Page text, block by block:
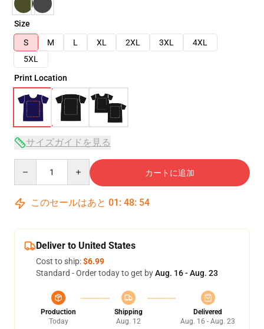
Size
S
M L XL 2XL 3XL
4XL
5XL
Print Location
サイズガイドを見る
カートに追加
このセールはあと 01 : 48: 54
Deliver to United States
Cost to ship:$6.99
Standard - Order today to get byAug. 16 - Aug. 23
Production
Today
Shipping
Aug. 12
Delivered
Aug. 16 - Aug. 23